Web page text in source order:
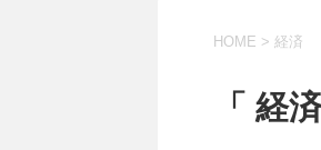
HOME > 経済
「 経